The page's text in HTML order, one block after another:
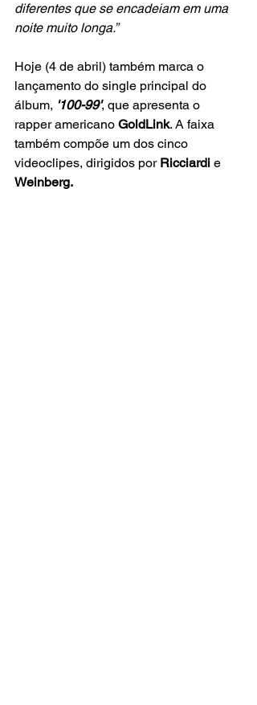
diferentes que se encadeiam em uma
noite muito longa.”
Hoje (4 de abril) também marca o
lançamento do single principal do
álbum, '100-99', que apresenta o
rapper americano GoldLink. A faixa
também compõe um dos cinco
videoclipes, dirigidos por Ricciardi e
Weinberg.